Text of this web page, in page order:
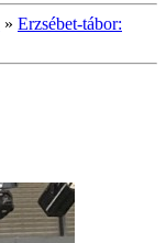
» Erzsébet-tábor: